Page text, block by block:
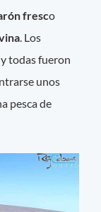
fresco
. Los
todas fueron
unos
pesca de